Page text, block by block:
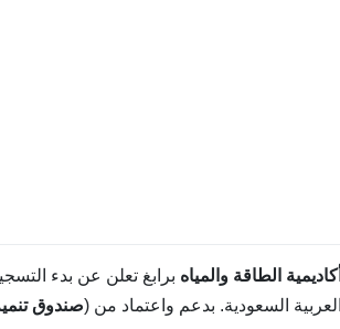
أكاديمية الطاقة والمياه برابغ تعلن عن بدء
العربية السعودية. بدعم واعتماد من (صندوق